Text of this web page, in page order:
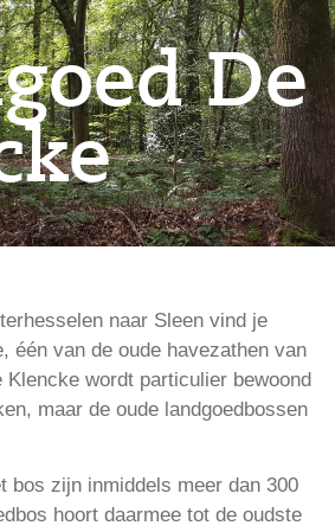
De
naar Sleen vind je
één van de oude havezathen van
Klencke wordt particulier bewoond
maar de oude landgoedbossen
bos zijn inmiddels meer dan 300
hoort daarmee tot de oudste